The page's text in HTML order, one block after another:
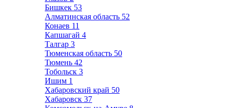
Бишкек 53
Алматинская область 52
Конаев 11
Капшагай 4
Талгар 3
Тюменская область 50
Тюмень 42
Тобольск 3
Ишим 1
Хабаровский край 50
Хабаровск 37